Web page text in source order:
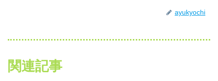
ayukyochi
関連記事